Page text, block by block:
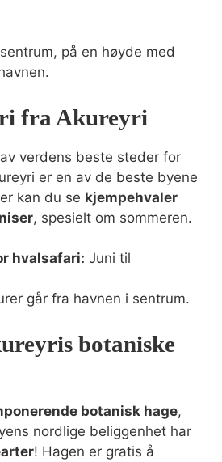
på en høyde med
fra Akureyri
verdens beste steder for
er en av de beste byene
kan du se kjempehvaler
, spesielt om sommeren.
hvalsafari: Juni til
går fra havnen i sentrum.
botaniske
botanisk hage,
nordlige beliggenhet har
! Hagen er gratis å